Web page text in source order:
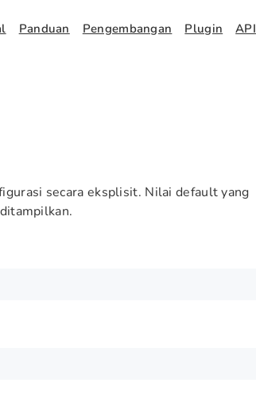
Panduan Pengembangan Plugin API
secara eksplisit. Nilai default yang